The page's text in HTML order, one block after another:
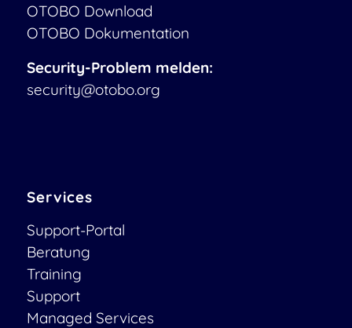
OTOBO Download
OTOBO Dokumentation
Security-Problem melden:
security@otobo.org
Services
Support-Portal
Beratung
Training
Support
Managed Services